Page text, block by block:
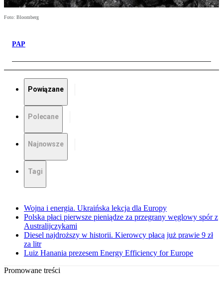
Foto: Bloomberg
PAP
Powiązane
Polecane
Najnowsze
Tagi
Wojna i energia. Ukraińska lekcja dla Europy
Polska płaci pierwsze pieniądze za przegrany węglowy spór z
Australijczykami
Diesel najdroższy w historii. Kierowcy płacą już prawie 9 zł
za litr
Luiz Hanania prezesem Energy Efficiency for Europe
Promowane treści